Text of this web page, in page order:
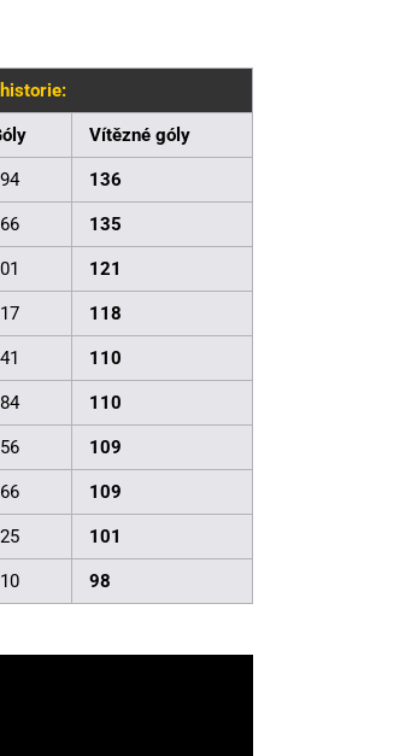
Vítězné góly
136
135
121
118
110
110
109
109
101
98